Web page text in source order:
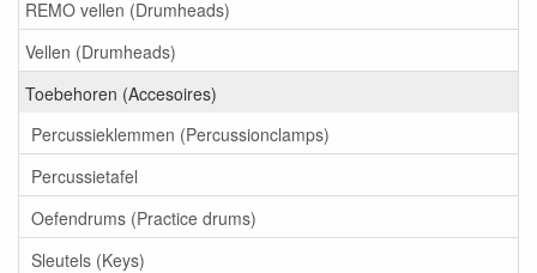
REMO vellen (Drumheads)
Vellen (Drumheads)
Toebehoren (Accesoires)
Percussieklemmen (Percussionclamps)
Percussietafel
Oefendrums (Practice drums)
Sleutels (Keys)